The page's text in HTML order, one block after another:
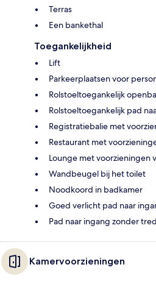
Terras
Een bankethal
Toegankelijkheid
Lift
Parkeerplaatsen voor
Rolstoeltoegankelijk
Rolstoeltoegankelijk pad
Registratiebalie met
Restaurant met
Lounge met voorzieningen
Wandbeugel bij het toilet
Noodkoord in badkamer
Goed verlicht pad naar
Pad naar ingang zonder
Kamervoorzieningen